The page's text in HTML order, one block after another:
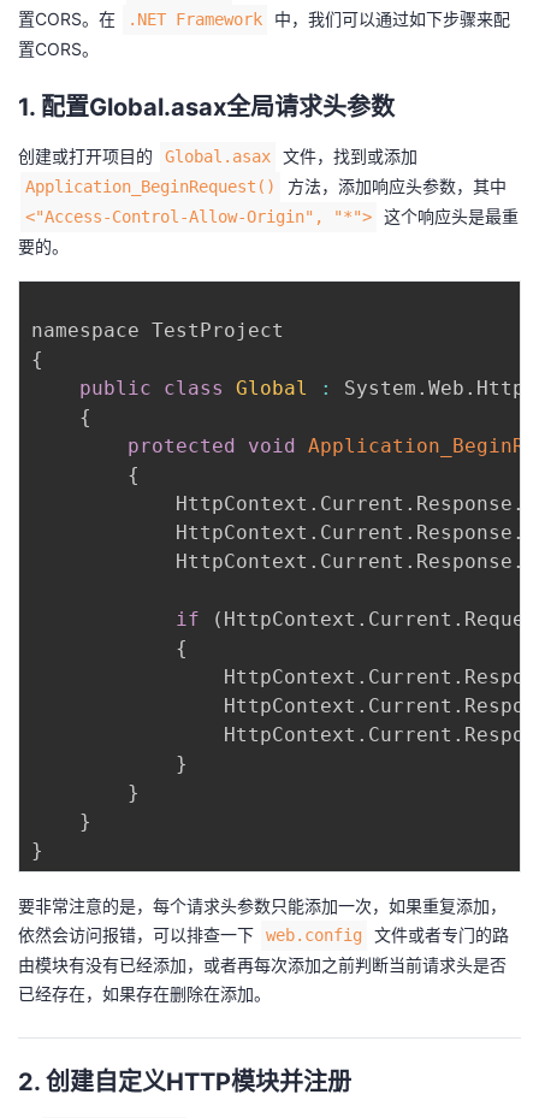
置CORS。在
.NET Framework
中，我们可以通过如下步骤来配
置CORS。
1. 配置Global.asax全局请求头参数
创建或打开项目的 Global.asax 文件，找到或添加
Application_BeginRequest() 方法，添加响应头参数，其中
<"Access-Control-Allow-Origin", "*">
这个响应头是最重
要的。
{
public
class Global : System . Web .
{
protected
void
{
            HttpContext
. Current . Response .
            HttpContext
. Current . Response .
            HttpContext
. Current . Response .
if ( HttpContext . Current .
{
                HttpContext
. Current .
                HttpContext
. Current .
                HttpContext
. Current .
}
}
}
}
要非常注意的是，每个请求头参数只能添加一次，如果重复添加，
依然会访问报错，可以排查一下
web.config
文件或者专门的路
由模块有没有已经添加，或者再每次添加之前判断当前请求头是否
已经存在，如果存在删除在添加。
2. 创建自定义HTTP模块并注册